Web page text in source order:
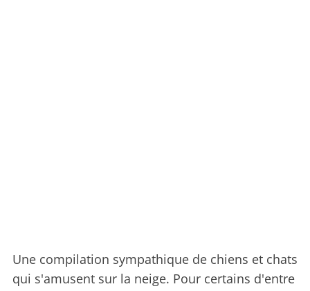
Une compilation sympathique de chiens et chats
qui s'amusent sur la neige. Pour certains d'entre